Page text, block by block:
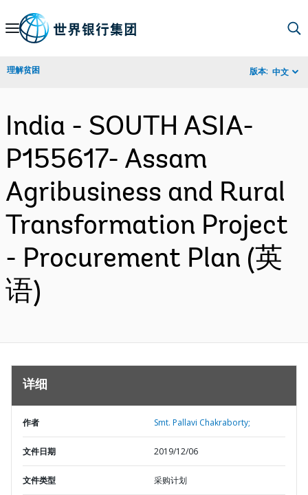
Skip
Navigation
理解贫困 版本: 中文
India - SOUTH ASIA-
P155617- Assam
Agribusiness and Rural
Transformation Project
- Procurement Plan (英
语)
详细
作者 Smt. Pallavi Chakraborty;
文件日期 2019/12/06
文件类型 采购计划